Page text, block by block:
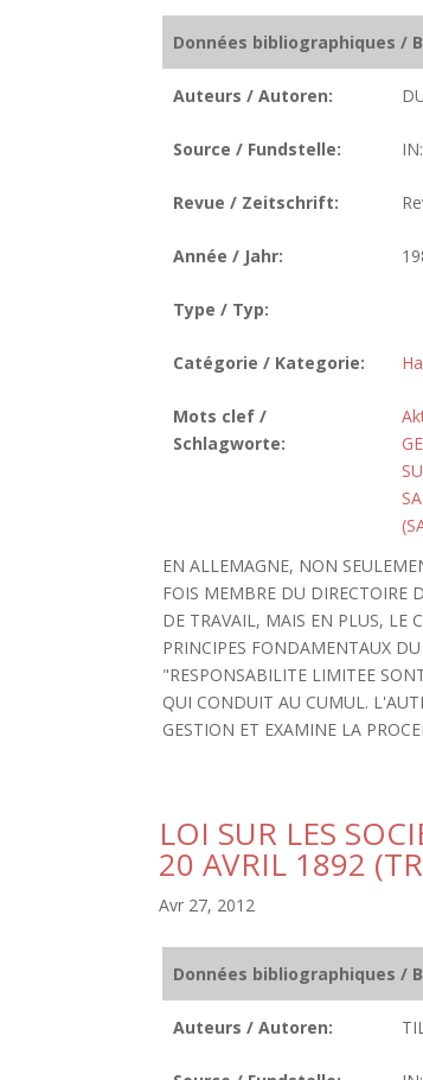
Données bibliographiques /
Auteurs / Autoren:
Source / Fundstelle:
Revue / Zeitschrift:
Année / Jahr:
Type / Typ:
Catégorie / Kategorie:
Mots clef /
Schlagworte:
EN ALLEMAGNE, NON
FOIS MEMBRE DU DIRECTOIRE
DE TRAVAIL, MAIS EN PLUS, LE
PRINCIPES FONDAMENTAUX
"RESPONSABILITE LIMITEE
QUI CONDUIT AU CUMUL.
GESTION ET EXAMINE LA
LOI SUR LES
20 AVRIL 1892
Avr 27, 2012
Données bibliographiques /
Auteurs / Autoren: